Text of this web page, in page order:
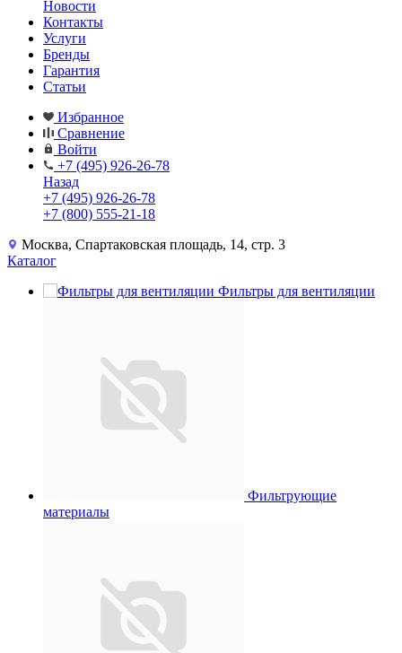
Новости
Контакты
Услуги
Бренды
Гарантия
Статьи
Избранное
Сравнение
Войти
+7 (495) 926-26-78
Назад
+7 (495) 926-26-78
+7 (800) 555-21-18
Москва, Спартаковская площадь, 14, стр. 3
Каталог
Фильтры для вентиляции
Фильтрующие
материалы